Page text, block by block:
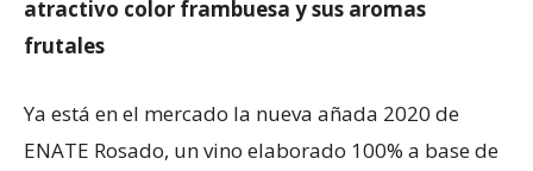
atractivo color frambuesa y sus aromas
frutales
Ya está en el mercado la nueva añada 2020 de
ENATE Rosado, un vino elaborado 100% a base de